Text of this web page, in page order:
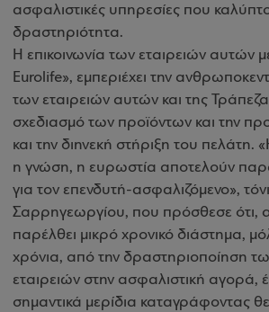
ασφαλιστικές υπηρεσίες που
δραστηριότητα.
Η επικοινωνία των εταιρειών αυτών
Eurolife», εμπεριέχει την
των εταιρειών αυτών και της
σχεδιασμό των προϊόντων και την
και την διηνεκή στήριξη του πελάτη.
η γνώση, η ευρωστία αποτελούν
για τον επενδυτή-ασφαλιζόμενο»,
Σαρρηγεωργίου, που πρόσθεσε ότι,
παρέλθει μικρό χρονικό διάστημα,
χρόνια, από την δραστηριοποίηση
εταιρειών στην ασφαλιστική αγορά,
σημαντικά μερίδια καταγράφοντας